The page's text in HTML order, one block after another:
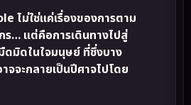
ไม่ใช่แค่เรื่องของการตาม
… แต่คือการเดินทางไปสู่
ดมิดในใจมนุษย์ ที่ซึ่งบาง
จจะกลายเป็นปีศาจไปโดย